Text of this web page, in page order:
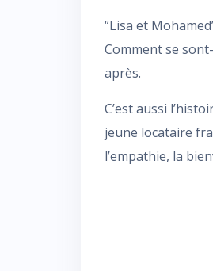
“Lisa et
Comment se
après.
C’est aussi
jeune locataire
l’empathie, la